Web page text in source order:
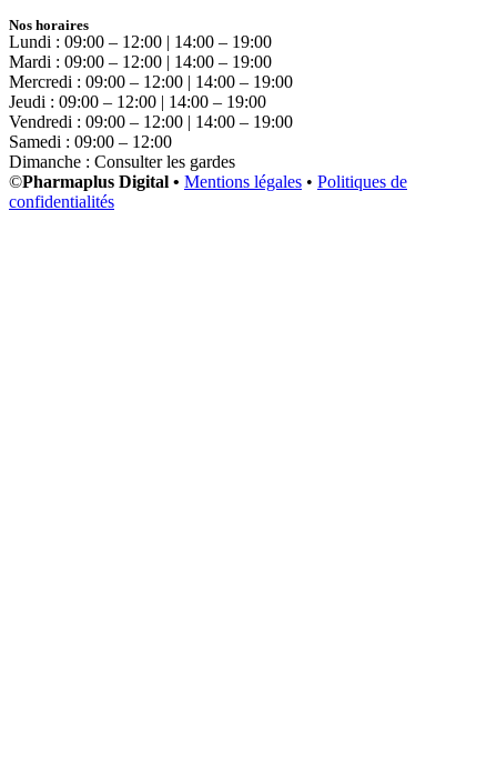
Nos horaires
Lundi : 09:00 – 12:00 | 14:00 – 19:00
Mardi : 09:00 – 12:00 | 14:00 – 19:00
Mercredi : 09:00 – 12:00 | 14:00 – 19:00
Jeudi : 09:00 – 12:00 | 14:00 – 19:00
Vendredi : 09:00 – 12:00 | 14:00 – 19:00
Samedi : 09:00 – 12:00
Dimanche : Consulter les gardes
©Pharmaplus Digital • Mentions légales • Politiques de
confidentialités